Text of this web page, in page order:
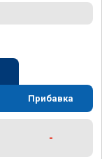
Прибавка
-